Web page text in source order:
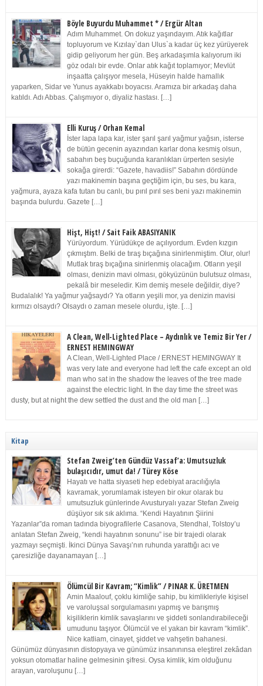
Böyle Buyurdu Muhammet * / Ergür Altan
Adım Muhammet. On dokuz yaşındayım. Atık kağıtlar
topluyorum ve Kızılay`dan Ulus`a kadar üç kez yürüyerek
gidip geliyorum her gün. Beş arkadaşımla kalıyorum iki
göz odalı bir evde. Onlar atık kağıt toplamıyor; Mevlüt
inşaatta çalışıyor mesela, Hüseyin halde hamallık
yaparken, Sidar ve Yunus ayakkabı boyacısı. Aramıza bir arkadaş daha
katıldı. Adı Abbas. Çalışmıyor o, diyaliz hastası. […]
Elli Kuruş / Orhan Kemal
İster lapa lapa kar, ister şarıl şarıl yağmur yağsın, isterse
de bütün gecenin ayazından karlar dona kesmiş olsun,
sabahın beş buçuğunda karanlıkları ürperten sesiyle
sokağa girerdi: “Gazete, havadiis!” Sabahın dördünde
yazı makinemin başına geçtiğim için, bu ses, bu kara,
yağmura, ayaza kafa tutan bu canlı, bu pırıl pırıl ses beni yazı makinemin
başında bulurdu. Gazete […]
Hişt, Hişt! / Sait Faik ABASIYANIK
Yürüyordum. Yürüdükçe de açılıyordum. Evden kızgın
çıkmıştım. Belki de tıraş bıçağına sinirlenmiştim. Olur, olur!
Mutlak tıraş bıçağına sinirlenmiş olacağım. Otların yeşil
olması, denizin mavi olması, gökyüzünün bulutsuz olması,
pekalâ bir meseledir. Kim demiş mesele değildir, diye?
Budalalık! Ya yağmur yağsaydı? Ya otların yeşili mor, ya denizin mavisi
kırmızı olsaydı? Olsaydı o zaman mesele olurdu, işte. […]
A Clean, Well-Lighted Place – Aydınlık ve Temiz Bir Yer /
ERNEST HEMINGWAY
A Clean, Well-Lighted Place / ERNEST HEMINGWAY It
was very late and everyone had left the cafe except an old
man who sat in the shadow the leaves of the tree made
against the electric light. In the day time the street was
dusty, but at night the dew settled the dust and the old man […]
Kitap
Stefan Zweig’ten Gündüz Vassaf’a: Umutsuzluk
bulaşıcıdır, umut da! / Türey Köse
Hayatı ve hatta siyaseti hep edebiyat aracılığıyla
kavramak, yorumlamak isteyen bir okur olarak bu
umutsuzluk günlerinde Avusturyalı yazar Stefan Zweig
düşüyor sık sık aklıma. “Kendi Hayatının Şiirini
Yazanlar”da roman tadında biyografilerle Casanova, Stendhal, Tolstoy’u
anlatan Stefan Zweig, “kendi hayatının sonunu” ise bir trajedi olarak
yazmayı seçmişti. İkinci Dünya Savaşı’nın ruhunda yarattığı acı ve
çaresizliğe dayanamayan […]
Ölümcül Bir Kavram; “Kimlik” / PINAR K. ÜRETMEN
Amin Maalouf, çoklu kimliğe sahip, bu kimlikleriyle kişisel
ve varoluşsal sorgulamasını yapmış ve barışmış
kişiliklerin kimlik savaşlarını ve şiddeti sonlandırabileceği
umudunu taşıyor. Ölümcül ve el yakan bir kavram “kimlik”.
Nice katliam, cinayet, şiddet ve vahşetin bahanesi.
Günümüz dünyasının distopyaya ve günümüz insanınınsa eleştirel zekâdan
yoksun otomatlar haline gelmesinin şifresi. Oysa kimlik, kim olduğunu
arayan, varoluşunu […]